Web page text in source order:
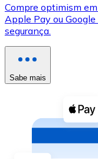
XRP
XRP
Ver tudo
Cupons cripto
Compre
Comprar com
Compre optimism
Apple Pay ou
segurança.
Sabe mais